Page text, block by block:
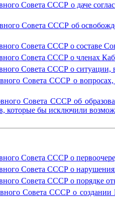
Совета СССР о даче
Совета СССР об
Совета СССР о составе
Совета СССР о членах
Совета СССР о ситуации,
Совета СССР о
Совета СССР об
которые бы исключили
Совета СССР о
Совета СССР о
Совета СССР о порядке
Совета СССР о создании